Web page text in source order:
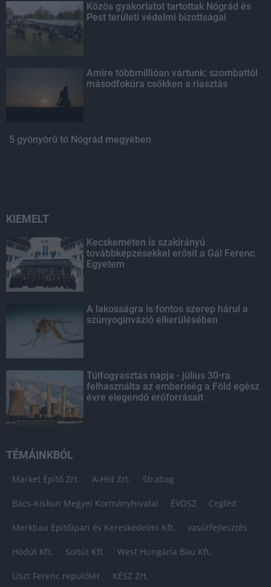
Közös gyakorlatot tartottak Nógrád és
Pest területi védelmi bizottságai
Amire többmillióan vártunk: szombattól
másodfokúra csökken a riasztás
5 gyönyörű tó Nógrád megyében
KIEMELT
Kecskeméten is szakirányú
továbbképzésekkel erősít a Gál Ferenc
Egyetem
A lakosságra is fontos szerep hárul a
szúnyoginvázió elkerülésében
Túlfogyasztás napja - július 30-ra
felhasználta az emberiség a Föld egész
évre elegendő erőforrásait
TÉMÁINKBÓL
Market Építő Zrt. A-Híd Zrt. Strabag
Bács-Kiskun Megyei Kormányhivatal ÉVOSZ Cegléd
Merkbau Építőipari és Kereskedelmi Kft. vasútfejlesztés
Hódút Kft. Soltút Kft. West Hungária Bau Kft.
Liszt Ferenc repülőtér KÉSZ Zrt.